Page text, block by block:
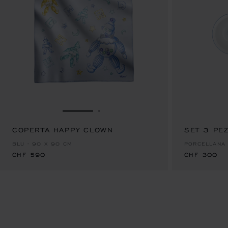
VAI ALLA SLIDE 1
COPERTA HAPPY CLOWN
BLU - 90 X 90 CM
CHF 590
CHF 590
SET 3
PORCELLANA
CHF 300
CHF 300